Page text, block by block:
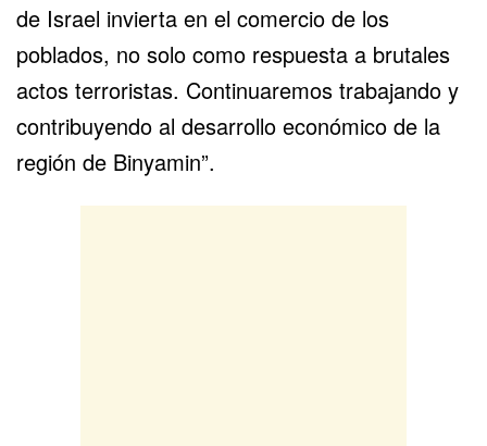
de Israel invierta en el comercio de los
poblados, no solo como respuesta a brutales
actos terroristas. Continuaremos trabajando y
contribuyendo al desarrollo económico de la
región de Binyamin”.